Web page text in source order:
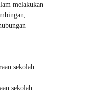
melakukan
sekolah
sekolah